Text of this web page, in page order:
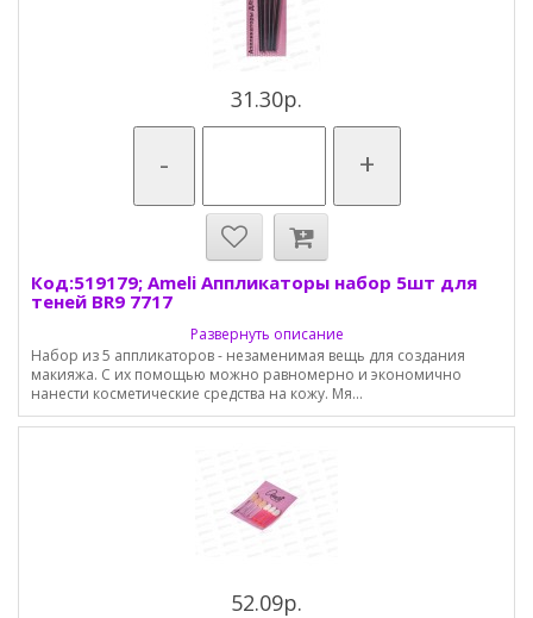
31.30р.
- +
Код:519179; Ameli Аппликаторы набор 5шт для
теней BR9 7717
Развернуть описание
Набор из 5 аппликаторов - незаменимая вещь для создания
макияжа. С их помощью можно равномерно и экономично
нанести косметические средства на кожу. Мя...
52.09р.